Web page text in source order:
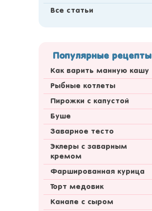
Все статьи
Популярные рецепты
Как варить манную кашу
Рыбные котлеты
Пирожки с капустой
Буше
Заварное тесто
Эклеры с заварным
кремом
Фаршированная курица
Торт медовик
Канапе с сыром